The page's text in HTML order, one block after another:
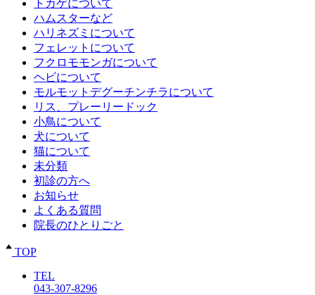
トカゲについて
ハムスターなど
ハリネズミについて
フェレットについて
フクロモモンガについて
ヘビについて
モルモットデグーチンチラについて
リス、プレーリードック
小鳥について
犬について
猫について
未分類
初診の方へ
お知らせ
よくある質問
院長のひとりごと
TOP
TEL
043-307-8296